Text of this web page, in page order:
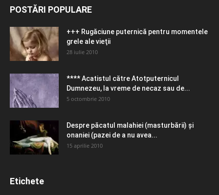
POSTĂRI POPULARE
+++ Rugăciune puternică pentru momentele
grele ale vieţii
28 iulie 2010
**** Acatistul către Atotputernicul
Dumnezeu, la vreme de necaz sau de...
5 octombrie 2010
Despre păcatul malahiei (masturbării) şi
onaniei (pazei de a nu avea...
15 aprilie 2010
Etichete